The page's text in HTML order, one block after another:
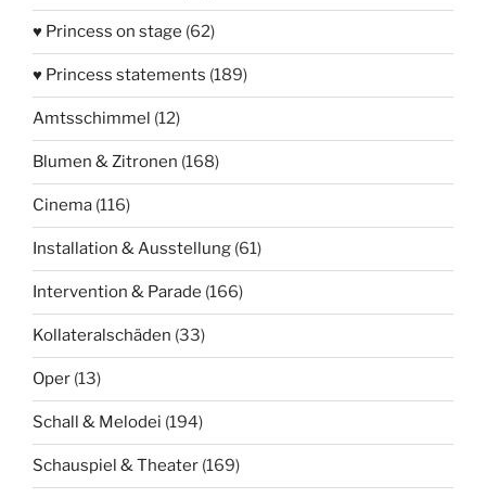
♥ Princess on stage (62)
♥ Princess statements (189)
Amtsschimmel (12)
Blumen & Zitronen (168)
Cinema (116)
Installation & Ausstellung (61)
Intervention & Parade (166)
Kollateralschäden (33)
Oper (13)
Schall & Melodei (194)
Schauspiel & Theater (169)